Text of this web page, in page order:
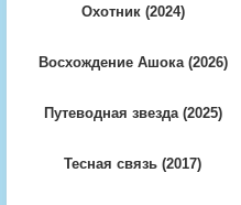
Охотник (2024)
Восхождение Ашока (2026)
Путеводная звезда (2025)
Тесная связь (2017)